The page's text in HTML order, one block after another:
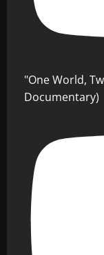
"One World,
Documentary)